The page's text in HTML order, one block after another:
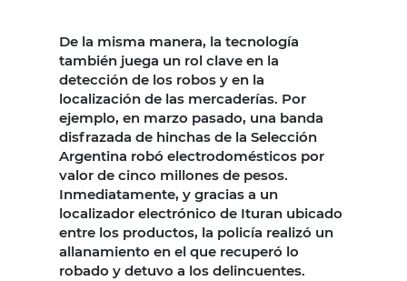
De la misma manera, la tecnología
también juega un rol clave en la
detección de los robos y en la
localización de las mercaderías. Por
ejemplo, en marzo pasado, una banda
disfrazada de hinchas de la Selección
Argentina robó electrodomésticos por
valor de cinco millones de pesos.
Inmediatamente, y gracias a un
localizador electrónico de Ituran ubicado
entre los productos, la policía realizó un
allanamiento en el que recuperó lo
robado y detuvo a los delincuentes.